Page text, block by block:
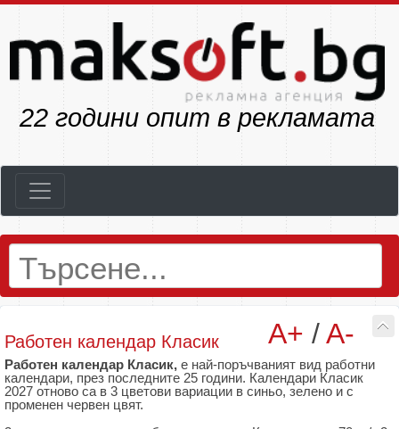
25 години опит в рекламата
A+ /A-
Работен календар Класик
Работен календар Класик, е най-поръчваният вид работни
календари, през последните 25 години. Календари Класик
2027 отново са в 3 цветови вариации в синьо, зелено и с
променен червен цвят.